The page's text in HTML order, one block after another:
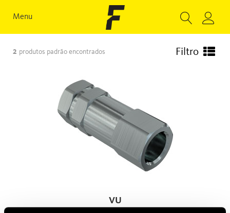
Menu
Filtro
2 produtos padrão encontrados
VU